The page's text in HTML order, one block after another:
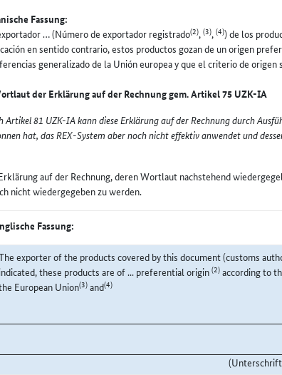
Fassung:
… (Número de exportador registrado(2),(3),(4)) de los
en sentido contrario, estos productos gozan de un origen
generalizado de la Unión europea y que el criterio de
der Erklärung auf der Rechnung gem. Artikel 75 UZK-IA
Artikel 81 UZK-IA kann diese Erklärung auf der Rechnung durch
hat, das REX-System aber noch nicht effektiv anwendet und
auf der Rechnung, deren Wortlaut nachstehend
nicht wiedergegeben zu werden.
Fassung:
exporter of the products covered by this document (customs
indicated, these products are of ... preferential origin(2)according to
European Union(3)and(4)